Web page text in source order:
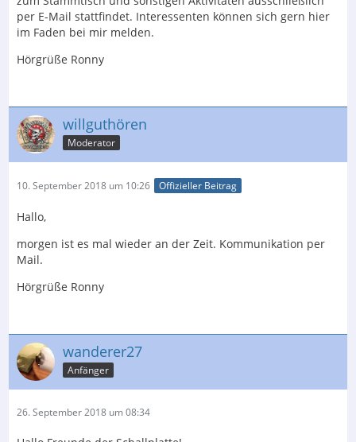
per E-Mail stattfindet. Interessenten können sich gern hier
im Faden bei mir melden.
Hörgrüße Ronny
willguthören
Moderator
10. September 2018 um 10:26 Offizieller Beitrag
Hallo,
morgen ist es mal wieder an der Zeit. Kommunikation per
Mail.
Hörgrüße Ronny
wanderer27
Anfänger
26. September 2018 um 08:34